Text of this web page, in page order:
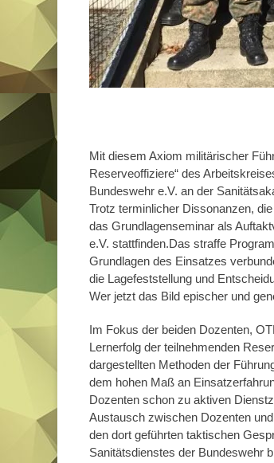
Mit diesem Axiom militärischer
Reserveoffiziere“ des
Bundeswehr e.V. an der
Trotz terminlicher Dissonanzen,
das Grundlagenseminar als
e.V. stattfinden.Das straffe
Grundlagen des Einsatzes
die Lagefeststellung und
Wer jetzt das Bild epischer und
Im Fokus der beiden Dozenten,
Lernerfolg der teilnehmenden
dargestellten Methoden der
dem hohen Maß an
Dozenten schon zu aktiven
Austausch zwischen Dozenten
den dort geführten taktischen
Sanitätsdienstes der Bundeswehr